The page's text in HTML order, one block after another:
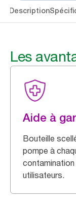
Description
Les
Aide à
Bouteille
pompe à
utilisateurs.